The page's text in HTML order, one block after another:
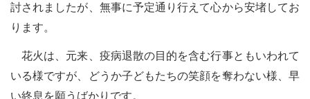
討されましたが、無事に予定通り行えて心から安堵してお
ります。
花火は、元来、疫病退散の目的を含む行事ともいわれて
いる様ですが、どうか子どもたちの笑顔を奪わない様、早
い終息を願うばかりです。